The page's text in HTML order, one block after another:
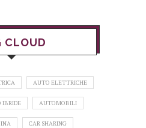
CLOUD
AUTO ELETTRICHE
IBRIDE AUTOMOBILI
CAR SHARING